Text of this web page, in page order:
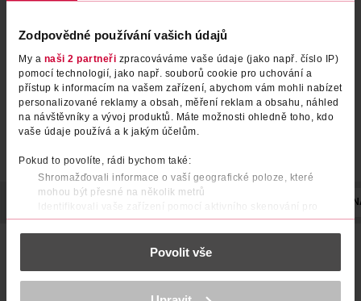
Zodpovědné používání vašich údajů
My a naši 2 partneři zpracováváme vaše údaje (jako např. číslo IP)
pomocí technologií, jako např. souborů cookie pro uchování a
přístup k informacím na vašem zařízení, abychom vám mohli nabízet
personalizované reklamy a obsah, měření reklam a obsahu, náhled
na návštěvníky a vývoj produktů. Máte možnosti ohledně toho, kdo
vaše údaje používá a k jakým účelům.
Pokud to povolíte, rádi bychom také:
Shromažďovali informace o vaší geografické poloze, které
mohou být přesné na několik metrů
Identifikovali vaše zařízení pomocí aktivního skenování pro
konkrétní charakteristiky (otisk prstu)
Zjistěte více o tom, jak zpracováváme vaše osobní údaje, a nastavte
části s podrobnostmi . Svůj souhlas můžete kdykoliv
K provozu stránek, personalizaci obsahu a reklam, funkcí sociálních
Povolit vše
Head & Shoulders 800 ml
229 Kč
DO KOŠÍKU
Obj. č.: 1382181
Head & Shoulders
139 Kč
DO KOŠÍKU
Obj. č.: 942157
SLOŽENÍ
přináší vynikající účinnost a zároveň pečuje o pokožku
hlavy. Složení s látkou Piroctone Olamine a Trojitou
Ochranou* působí již od prvního umytí přímo u zdroje tří
nejčastějších problémů pokožky hlavy*. Klinicky ověřené a